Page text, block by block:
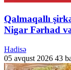
Qalmaqallı
Nigar Fərhad
Hadisə
05 avqust 2026 43